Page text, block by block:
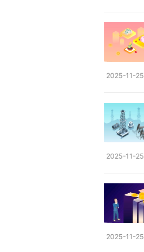
2025-11-25
2025-11-25
2025-11-25